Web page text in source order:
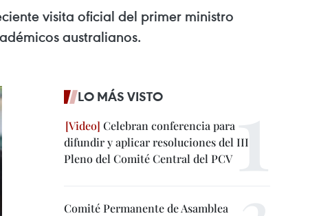
visita oficial del primer ministro
australianos.
LO MÁS VISTO
Celebran conferencia para
difundir y aplicar resoluciones del III
Pleno del Comité Central del PCV
Comité Permanente de Asamblea